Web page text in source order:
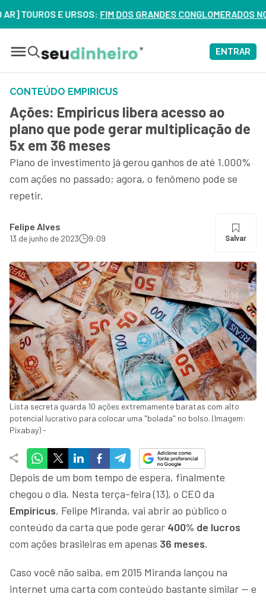
E URSOS:FIM DOS GRANDES CONGLOMERADOS NO
ENTRAR
CONTEÚDO EMPIRICUS
Ações: Empiricus libera acesso ao
plano que pode gerar multiplicação de
5x em 36 meses
Plano de investimento já gerou ganhos de até 1.000%
com ações no passado; agora, o fenômeno pode se
repetir.
Felipe Alves
13 de junho de 2023 9:09 Salvar
Lista secreta guarda 10 ações extremamente baratas com alto
potencial lucrativo para colocar uma "bolada" no bolso. (Imagem:
Pixabay) -
Depois de um bom tempo de espera, finalmente
chegou o dia. Nesta terça-feira (13), o CEO da
Empiricus, Felipe Miranda, vai abrir ao público o
conteúdo da carta que pode gerar 400% de lucros
com ações brasileiras em apenas 36 meses.
Caso você não saiba, em 2015 Miranda lançou na
internet uma carta com conteúdo bastante similar — e